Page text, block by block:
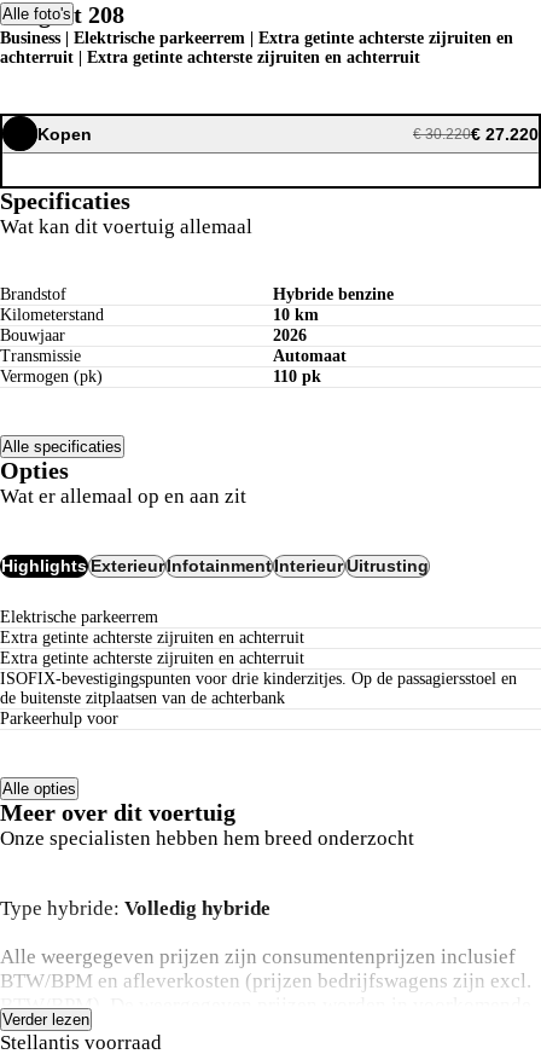
Alle foto's
Peugeot 208
Business | Elektrische parkeerrem | Extra getinte achterste zijruiten en
achterruit | Extra getinte achterste zijruiten en achterruit
Kopen € 30.220€ 27.220
Specificaties
Wat kan dit voertuig allemaal
Brandstof
Hybride benzine
Kilometerstand
10 km
Bouwjaar
2026
Transmissie
Automaat
Vermogen (pk)
110 pk
Alle specificaties
Opties
Wat er allemaal op en aan zit
HighlightsExterieurInfotainmentInterieurUitrusting
Elektrische parkeerrem
Extra getinte achterste zijruiten en achterruit
Extra getinte achterste zijruiten en achterruit
ISOFIX-bevestigingspunten voor drie kinderzitjes. Op de passagiersstoel en
de buitenste zitplaatsen van de achterbank
Parkeerhulp voor
Alle opties
Meer over dit voertuig
Onze specialisten hebben hem breed onderzocht
Type hybride: Volledig hybride
Alle weergegeven prijzen zijn consumentenprijzen inclusief
BTW/BPM en afleverkosten (prijzen bedrijfswagens zijn excl.
BTW/BPM). De weergegeven prijzen worden in voorkomende
gevallen getoond onder aftrek van acties die in de basis geldig
Verder lezen
Stellantis voorraad